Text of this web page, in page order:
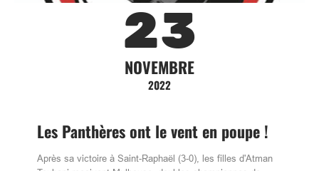
23
NOVEMBRE
2022
Les Panthères ont le vent en poupe !
Après sa victoire à Saint-Raphaël (3-0), les filles d'Atman